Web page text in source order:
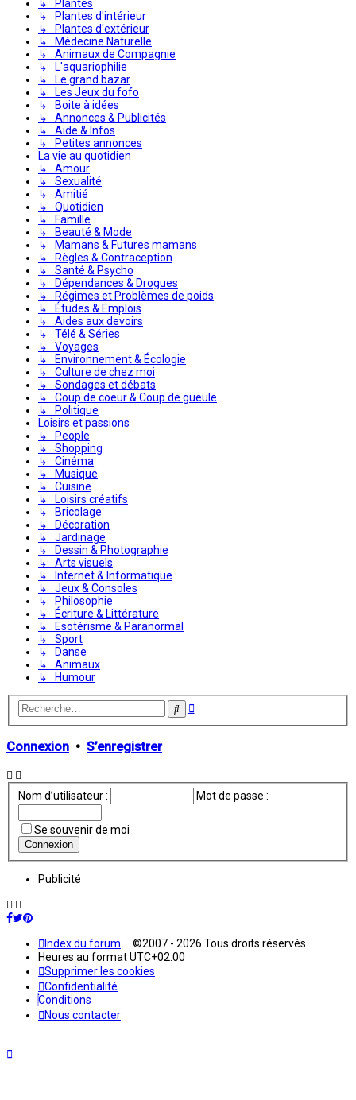
↳ Plantes
↳ Plantes d'intérieur
↳ Plantes d'extérieur
↳ Médecine Naturelle
↳ Animaux de Compagnie
↳ L'aquariophilie
↳ Le grand bazar
↳ Les Jeux du fofo
↳ Boite à idées
↳ Annonces & Publicités
↳ Aide & Infos
↳ Petites annonces
La vie au quotidien
↳ Amour
↳ Sexualité
↳ Amitié
↳ Quotidien
↳ Famille
↳ Beauté & Mode
↳ Mamans & Futures mamans
↳ Règles & Contraception
↳ Santé & Psycho
↳ Dépendances & Drogues
↳ Régimes et Problèmes de poids
↳ Études & Emplois
↳ Aides aux devoirs
↳ Télé & Séries
↳ Voyages
↳ Environnement & Écologie
↳ Culture de chez moi
↳ Sondages et débats
↳ Coup de coeur & Coup de gueule
↳ Politique
Loisirs et passions
↳ People
↳ Shopping
↳ Cinéma
↳ Musique
↳ Cuisine
↳ Loisirs créatifs
↳ Bricolage
↳ Décoration
↳ Jardinage
↳ Dessin & Photographie
↳ Arts visuels
↳ Internet & Informatique
↳ Jeux & Consoles
↳ Philosophie
↳ Écriture & Littérature
↳ Esotérisme & Paranormal
↳ Sport
↳ Danse
↳ Animaux
↳ Humour
Rechercher
Recherche
Connexion • S’enregistrer
Nom d’utilisateur : Mot de passe :
Se souvenir de moi
Publicité
Index du forum ©2007 - 2026 Tous droits réservés
Heures au formatUTC+02:00
Supprimer les cookies
Confidentialité
Conditions
Nous contacter